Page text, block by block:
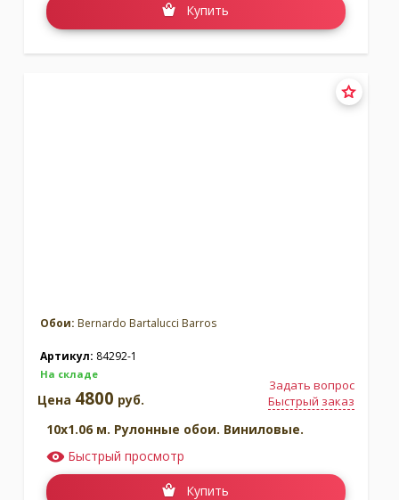
Купить
Обои: Bernardo Bartalucci Barros
Артикул: 84292-1
На складе
Задать вопрос
Быстрый заказ
Цена 4800 руб.
10x1.06 м. Рулонные обои. Виниловые.
Быстрый просмотр
Купить